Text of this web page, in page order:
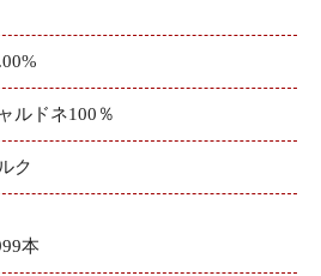
ルドネ100％
ク
本